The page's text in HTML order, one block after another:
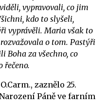
vypravovali, co jim
kdo to slyšeli,
vyprávěli. Maria však to
o tom. Pastýři
Boha za všechno, co
řečeno.
zaznělo 25.
Páně ve farním